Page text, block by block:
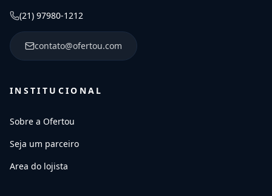
(21) 97980-1212
contato@ofertou.com
INSTITUCIONAL
Sobre a Ofertou
Seja um parceiro
Area do lojista